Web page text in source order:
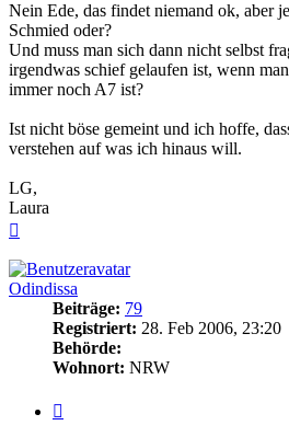
Nein Ede, das findet niemand ok, aber
Schmied oder?
Und muss man sich dann nicht selbst
irgendwas schief gelaufen ist, wenn
immer noch A7 ist?
Ist nicht böse gemeint und ich hoffe,
verstehen auf was ich hinaus will.
LG,
Laura
Odindissa
Beiträge: 79
Registriert: 28. Feb 2006, 23:20
Behörde:
Wohnort: NRW